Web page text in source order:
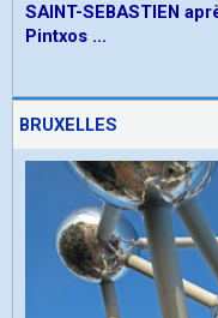
SAINT-SEBASTIEN
Pintxos ...
BRUXELLES